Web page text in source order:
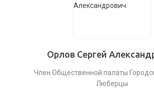
Орлов Сергей
Член Общественной палаты
Люберцы